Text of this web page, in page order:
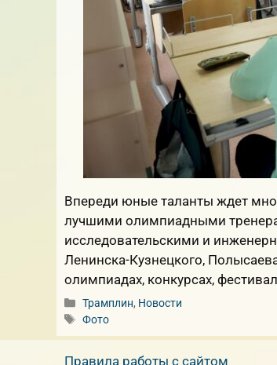
Впереди юные таланты ждет
лучшими олимпиадными
исследовательскими и
Ленинска-Кузнецкого,
олимпиадах, конкурсах,
Рубрики
Трамплин, Новости
Метки
Фото
Правила работы с сайтом